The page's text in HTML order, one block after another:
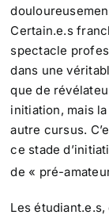
Certain.e.s
spectacle
dans une
que de
initiation, mais
autre cursus.
ce stade
de « pré-
Les